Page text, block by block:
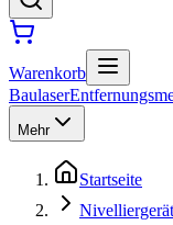
Warenkorb
Baulaser
Mehr
Startseite